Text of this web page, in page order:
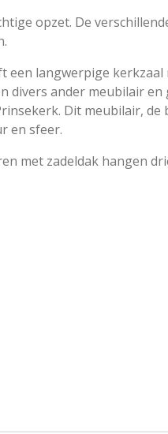
opzet. De
een langwerpige
divers ander meubilair
Dit meubilair,
en sfeer.
met zadeldak hangen